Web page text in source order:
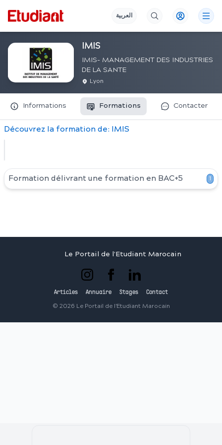
العربية
IMIS
IMIS- MANAGEMENT DES INDUSTRIES
DE LA SANTE
Lyon
Informations Formations Contacter
Découvrez la formation de: IMIS
Formation délivrant une formation en BAC+5 1
Le Portail de l'Etudiant Marocain
Articles Annuaire Stages Contact
© 2026 Le Portail de l'Etudiant Marocain